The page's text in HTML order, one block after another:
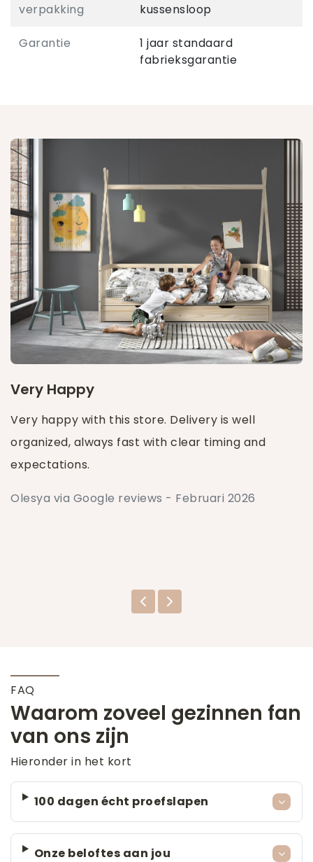
verpakking
kussensloop
Garantie
1 jaar standaard
fabrieksgarantie
Very Happy
Very happy with this store. Delivery is well
organized, always fast with clear timing and
expectations.
Olesya via Google reviews - Februari 2026
FAQ
Waarom zoveel gezinnen fan
van ons zijn
Hieronder in het kort
100 dagen écht proefslapen
Onze beloftes aan jou